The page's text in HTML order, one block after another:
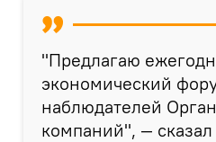
"Предлагаю
экономический
наблюдателей
компаний", — сказал